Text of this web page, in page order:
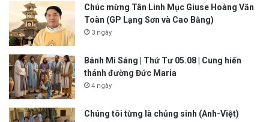
Chúc mừng Tân Linh Mục Giuse Hoàng Văn
Toàn (GP Lạng Sơn và Cao Bằng)
3 ngày
Bánh Mì Sáng | Thứ Tư 05.08 | Cung hiến
thánh đường Đức Maria
4 ngày
Chúng tôi từng là chủng sinh (Anh-Việt)